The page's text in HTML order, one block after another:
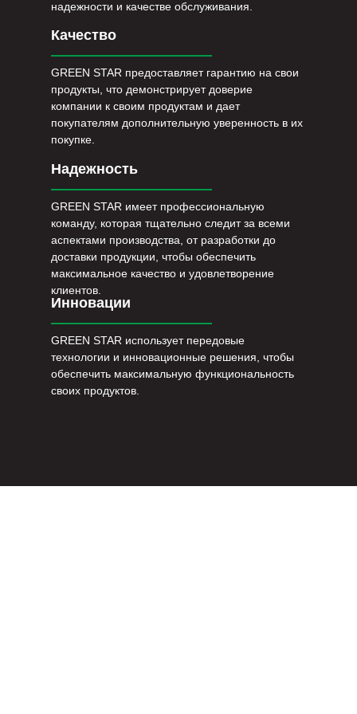
надежности и качестве обслуживания.
Качество
Надежность
GREEN STAR предоставляет гарантию на свои
продукты, что демонстрирует доверие
компании к своим продуктам и дает
покупателям дополнительную уверенность в их
покупке.
Инновации
GREEN STAR имеет профессиональную
команду, которая тщательно следит за всеми
аспектами производства, от разработки до
доставки продукции, чтобы обеспечить
максимальное качество и удовлетворение
клиентов.
GREEN STAR использует передовые
технологии и инновационные решения, чтобы
обеспечить максимальную функциональность
своих продуктов.